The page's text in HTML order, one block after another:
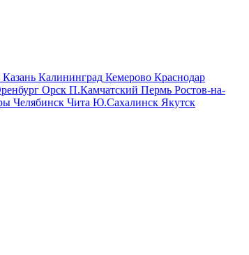
Казань Калининград Кемерово Краснодар
Орск П.Камчатский Пермь Ростов-на-
Челябинск Чита Ю.Сахалинск Якутск